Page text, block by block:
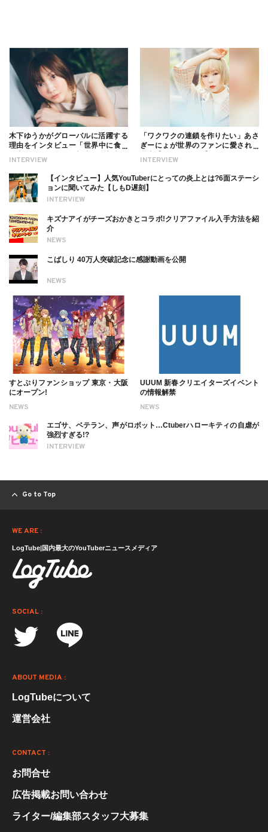
INTERVIEW
木下ゆうかがグローバルに活躍する
理由をインタビュー「世界中に食べ
ついても
INTERVIEW
「ワクワクの連鎖を作りたい」あさ
ぎーにょが世界のファンに愛される
INTERVIEW
【インタビュー】人気YouTuberにとっての炎上とは?6面ステーシ
ョンに聞いてみた【しもD遅刻】
NEWS
キズナアイがチーズおかきとコラボ!クリアファイル入手方法を紹
介
NEWS
こばしり 40万人突破記念に感謝動画を公開
NEWS
すとぷりファンショップ 東京・大阪
にオープン!
NEWS
UUUM 新春クリエイターズイベント
の情報解禁
INTERVIEW
エゴサ、ベテラン、声がロボット…Ctuberハローキティの自虐が
強烈すぎる!?
Go to Top
WE ARE :
LogTube|国内最大のYouTuberニュースメディア
SOCIAL :
ABOUT MEDIA :
LogTubeについて
運営会社
CONTACT :
お問合せ
広告掲載お問い合わせ
ライター/編集部スタッフ大募集